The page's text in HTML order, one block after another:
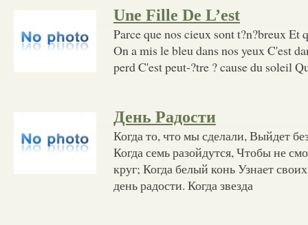
Une Fille De L’est
Parce que nos cieux sont t?n?breux Et
On a mis le bleu dans nos yeux C'est
perd C'est peut-?tre ? cause du soleil
День Радости
Когда то, что мы сделали, Выйдет
Когда семь разойдутся, Чтобы не
круг; Когда белый конь Узнает
день радости. Когда звезда